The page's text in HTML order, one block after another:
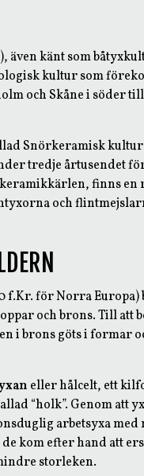
även känt som
kultur som
och Skåne i söder
Snörkeramisk
tredje årtusendet
finns en
och
för Norra Europa)
och brons. Till att
i brons göts i formar
ellerhålcelt, ett
“holk”. Genom att
arbetsyxa
kom efter hand att
storleken.